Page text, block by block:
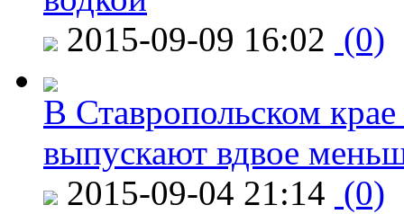
2015-09-09 16:02 (0)
В Ставропольском
выпускают вдвое
2015-09-04 21:14 (0)